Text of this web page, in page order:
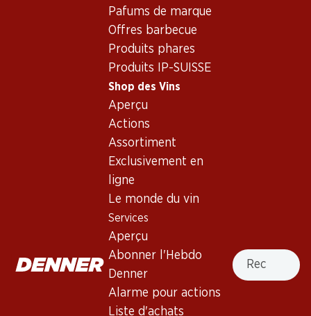
Pafums de marque
Offres barbecue
Produits phares
Produits IP-SUISSE
Shop des Vins
Aperçu
Actions
Assortiment
Exclusivement en
ligne
Le monde du vin
Services
Aperçu
Abonner l'Hebdo
Denner
Alarme pour actions
Liste d'achats
Recherche
Recto Verso
Fantini Montepulciano
d’Abruzzo DOC
les Abruzzes
Robe rubis aux reflets grenat. Nez intense, persistant et
fruité, avec un fort arôme de baies des bois. Bouche pleine,
bien équilibrée, aux tanins moelleux. Finale persistante avec